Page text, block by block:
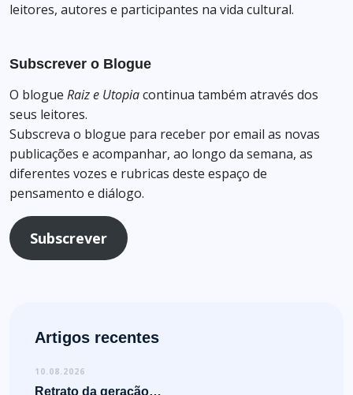
leitores, autores e participantes na vida cultural.
Subscrever o Blogue
O blogue Raiz e Utopiacontinua também através dos
seus leitores.
Subscreva o blogue para receber por email as novas
publicações e acompanhar, ao longo da semana, as
diferentes vozes e rubricas deste espaço de
pensamento e diálogo.
Subscrever
Artigos recentes
10.08.2026
Retrato da geração…